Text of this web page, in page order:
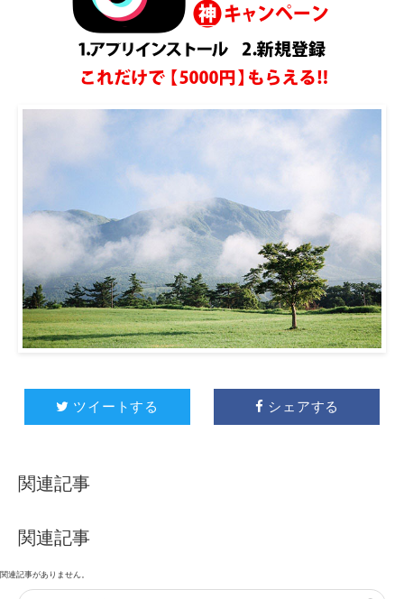
 ツイートする  シェアする
関連記事
関連記事
関連記事がありません。